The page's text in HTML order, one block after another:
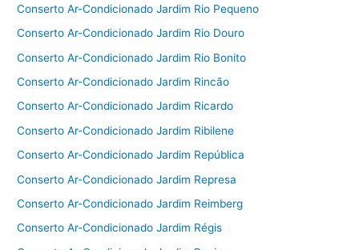
Conserto Ar-Condicionado Jardim Rio Pequeno
Conserto Ar-Condicionado Jardim Rio Douro
Conserto Ar-Condicionado Jardim Rio Bonito
Conserto Ar-Condicionado Jardim Rincão
Conserto Ar-Condicionado Jardim Ricardo
Conserto Ar-Condicionado Jardim Ribilene
Conserto Ar-Condicionado Jardim República
Conserto Ar-Condicionado Jardim Represa
Conserto Ar-Condicionado Jardim Reimberg
Conserto Ar-Condicionado Jardim Régis